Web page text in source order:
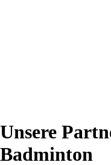
Unsere
Badminton